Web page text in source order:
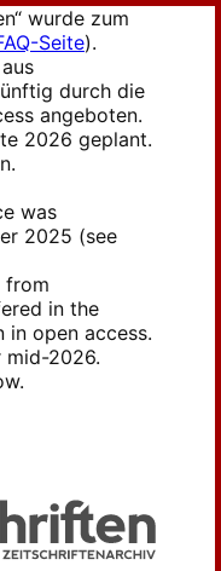
wurde zum
Seite).
durch die
angeboten.
2026 geplant.
was
2025 (see
from
in the
in open access.
mid-2026.